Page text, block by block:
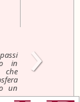
in
che
un
›